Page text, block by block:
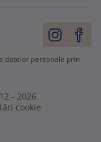
datelor personale prin
- 2026
cookie